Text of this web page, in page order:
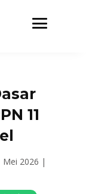
11
Mei 2026 |